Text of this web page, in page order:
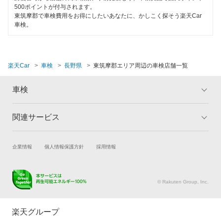
岡谷市
木曽郡
北安曇郡
小諸市
クレジットカードOK
土日祝OK
引取り・納車あり
ハイブリッド車OK
EV車OK
120分以内の車検
夜間受付
車検のコバック
マッハ車検
500ポイントが付与されます。
東筑摩郡で車検費用をお得にしたいあなたに、かしこく探そう楽天Car
車検。
楽天Car 車検 長野県 東筑摩郡エリア周辺の車検店舗一覧
車検
トップ
車検の基礎知識 キャンペーン一覧
関連サービス
試乗・商談 新車購入
キズ修理予約
メンテナンス管理
タイヤ交換サービス
企業情報 個人情報保護方針 採用情報
© Rakuten Group, Inc.
楽天グループ